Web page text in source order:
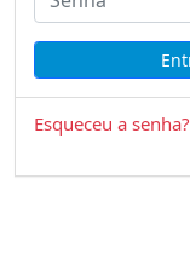
Esqueceu a senha?